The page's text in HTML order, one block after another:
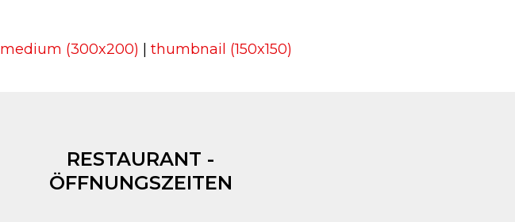
medium (300x200) | thumbnail (150x150)
RESTAURANT -
ÖFFNUNGSZEITEN